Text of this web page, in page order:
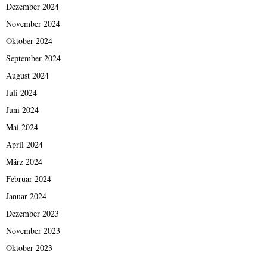
Dezember 2024
November 2024
Oktober 2024
September 2024
August 2024
Juli 2024
Juni 2024
Mai 2024
April 2024
März 2024
Februar 2024
Januar 2024
Dezember 2023
November 2023
Oktober 2023